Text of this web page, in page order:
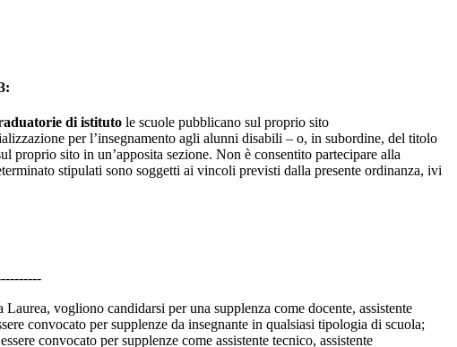
di istituto le scuole pubblicano sul proprio sito
per l’insegnamento agli alunni disabili – o, in subordine, del titolo
sito in un’apposita sezione. Non è consentito partecipare alla
stipulati sono soggetti ai vincoli previsti dalla presente ordinanza, ivi
vogliono candidarsi per una supplenza come docente, assistente
convocato per supplenze da insegnante in qualsiasi tipologia di scuola;
convocato per supplenze come assistente tecnico, assistente